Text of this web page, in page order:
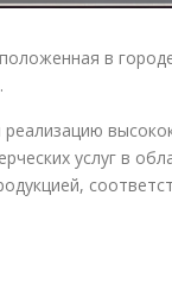
в
услуг в